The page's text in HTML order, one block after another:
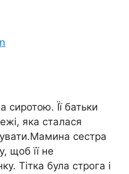
сиротою. Її батьки
яка сталася
сестра
щоб її не
Тітка була строга і